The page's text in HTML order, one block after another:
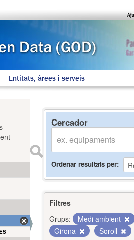
Entitats, àrees i serveis
Cercador
Ordenar resultats per
Filtres
Grups:
Medi ambient
Girona
Soroll